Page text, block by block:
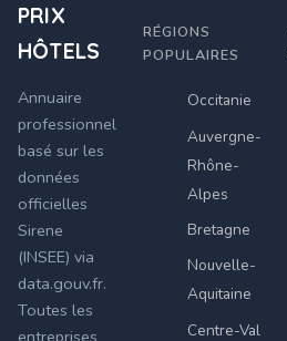
PRIX
HÔTELS
Annuaire
professionnel
basé sur les
données
officielles
Sirene
(INSEE) via
data.gouv.fr.
Toutes les
RÉGIONS
POPULAIRES
Occitanie
Auvergne-
Rhône-
Alpes
Bretagne
Nouvelle-
Aquitaine
Centre-Val